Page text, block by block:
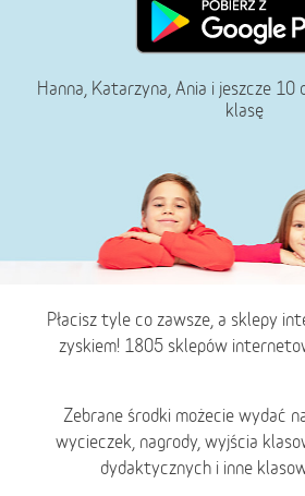
Hanna, Katarzyna, Ania i jeszcze 10
klasę
Płacisz tyle co zawsze, a sklepy
zyskiem! 1805 sklepów
Zebrane środki możecie wydać
wycieczek, nagrody, wyjścia
dydaktycznych i inne